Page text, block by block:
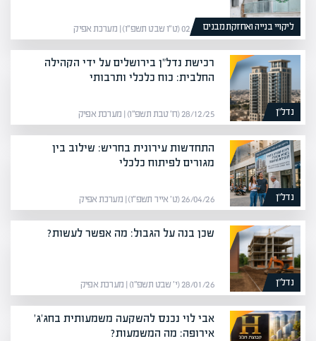
ליקויי בנייה ואחזקת מבנים02/02/26 (ט״ו שבט תשפ״ו) | מערכת אפיק
נדל”ן
רכישת נדל"ן בירושלים על ידי הקהילה
החלבית: כוח כלכלי ותרבותי
28/12/25 (ח׳ טבת תשפ״ו) | מערכת אפיק
נדל”ן
התחדשות עירונית בחריש: שילוב בין
מגורים לפיתוח כלכלי
26/04/26 (ט׳ אייר תשפ״ו) | מערכת אפיק
נדל”ן
שכן בנה על הגבול: מה אפשר לעשות?
28/01/26 (י׳ שבט תשפ״ו) | מערכת אפיק
אבי לוי נכנס להשקעה משמעותית בחג'ג'
אירופה: מה המשמעות?